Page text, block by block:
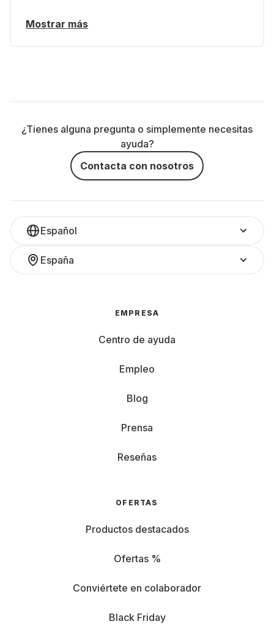
Mostrar más
¿Tienes alguna pregunta o simplemente necesitas
ayuda?
Contacta con nosotros
Español
España
EMPRESA
Centro de ayuda
Empleo
Blog
Prensa
Reseñas
OFERTAS
Productos destacados
Ofertas %
Conviértete en colaborador
Black Friday